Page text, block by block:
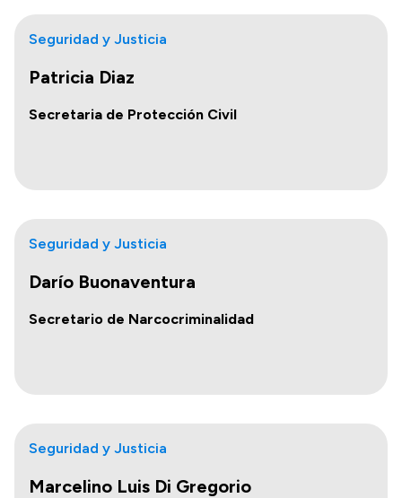
Seguridad y Justicia
Patricia Diaz
Secretaria de Protección Civil
Seguridad y Justicia
Darío Buonaventura
Secretario de Narcocriminalidad
Seguridad y Justicia
Marcelino Luis Di Gregorio